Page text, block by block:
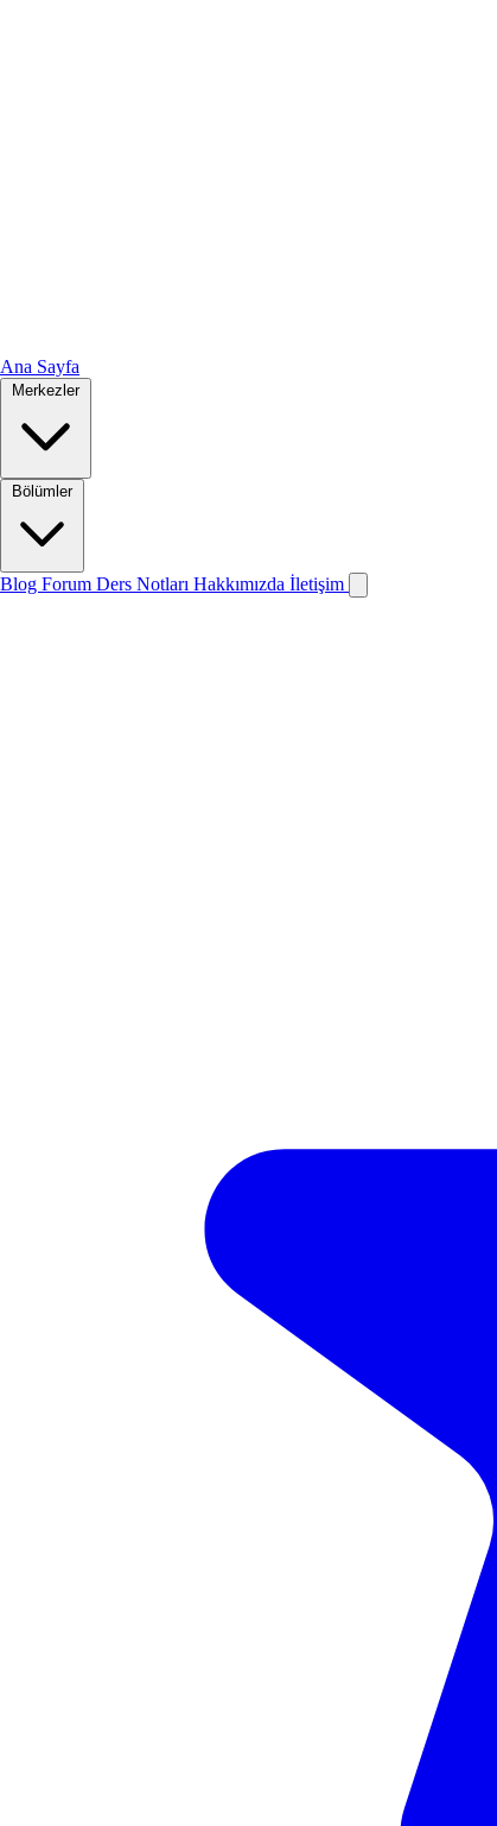
Ana Sayfa
Merkezler
Bölümler
Blog Forum Ders Notları Hakkımızda İletişim